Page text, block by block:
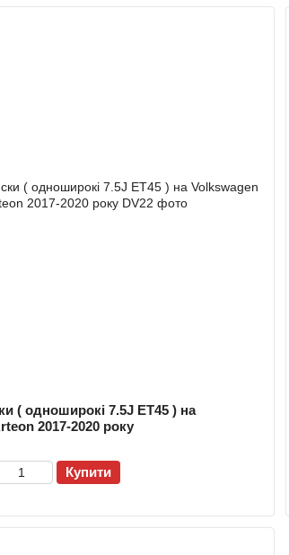
( одноширокі 7.5J ET45 ) на
2017-2020 року
Купити